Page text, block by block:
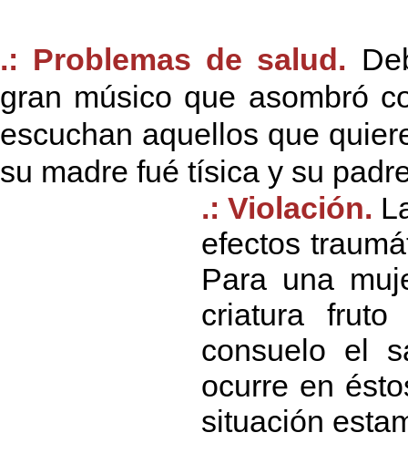
.: Problemas de salud.
gran músico que asombró
escuchan aquellos que
su madre fué tísica y su
.: Violación.
efectos
Para una
criatura
consuelo el
ocurre en
situación